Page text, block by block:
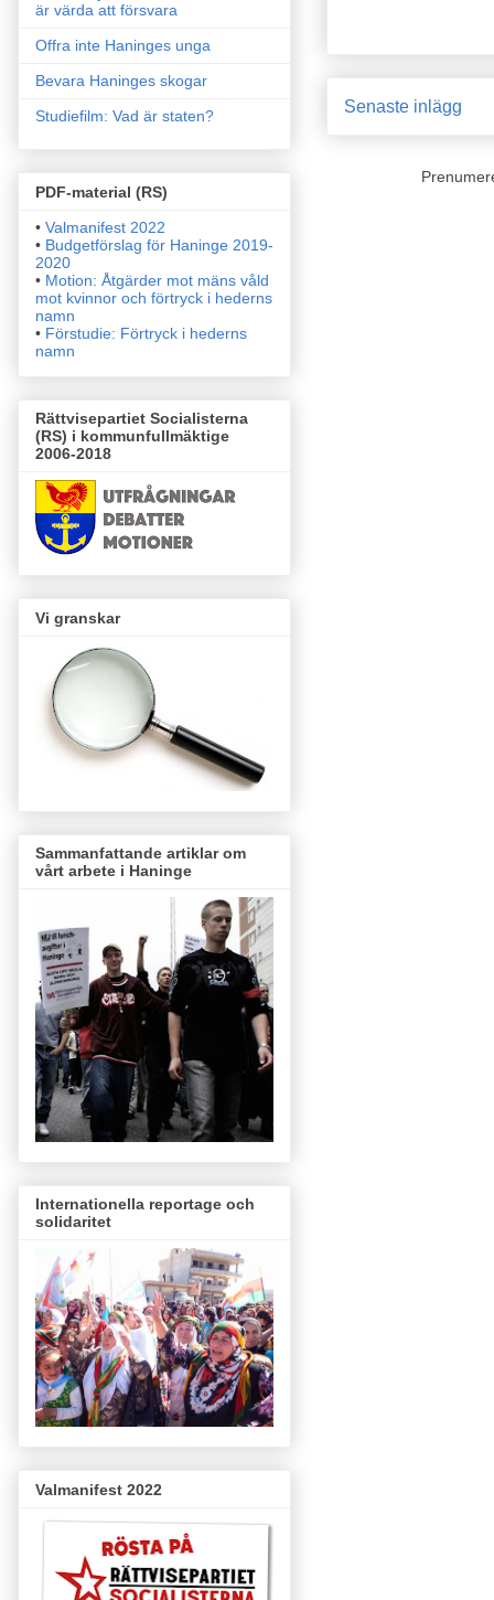
Senaste inlägg
är värda att försvara
Offra inte Haninges unga
Bevara Haninges skogar
Studiefilm: Vad är staten?
PDF-material (RS)
• Valmanifest 2022
• Budgetförslag för Haninge 2019-
2020
• Motion: Åtgärder mot mäns våld
mot kvinnor och förtryck i hederns
namn
• Förstudie: Förtryck i hederns
namn
Rättvisepartiet Socialisterna
(RS) i kommunfullmäktige
2006-2018
Vi granskar
Sammanfattande artiklar om
vårt arbete i Haninge
Internationella reportage och
solidaritet
Valmanifest 2022